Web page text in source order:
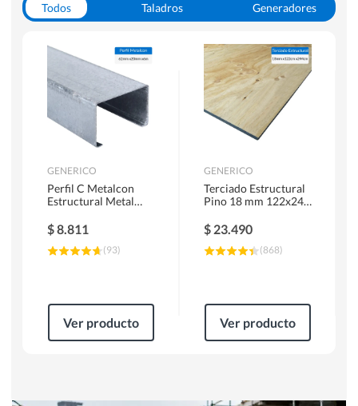
Todos Taladros
Generadores
Herramientas Manuales
Sierras Circulares
GENERICO
Perfil C Metalcon
Estructural Metal
$8.811
(93)
Ver producto
GENERICO
Terciado Estructural
Pino 18 mm 122x244
$ 23.490
(868)
Ver producto